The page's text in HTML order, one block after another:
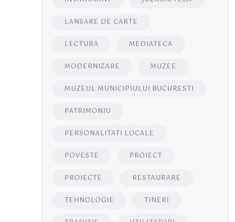
LANSARE DE CARTE
LECTURA MEDIATECA
MODERNIZARE MUZEE
MUZEUL MUNICIPIULUI BUCURESTI
PATRIMONIU
PERSONALITATI LOCALE
POVESTE PROIECT
PROIECTE RESTAURARE
TEHNOLOGIE TINERI